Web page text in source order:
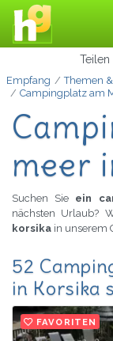
Teilen
Empfang
Themen
Campingplatz am
meer
Suchen Sie ein
nächsten Urlaub?
korsika in unserem
52
in Korsika
FAVORITEN